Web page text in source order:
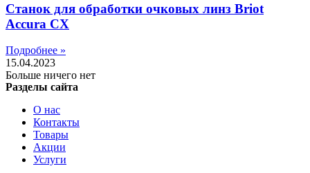
Станок для обработки очковых линз Briot
Accura CX
Подробнее »
15.04.2023
Больше ничего нет
Разделы сайта
О нас
Контакты
Товары
Акции
Услуги